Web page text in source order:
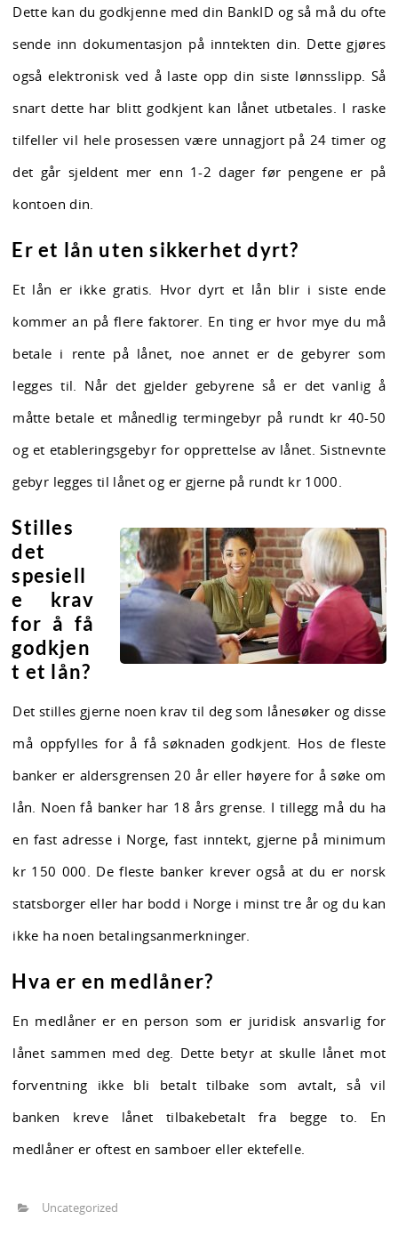
Dette kan du godkjenne med din BankID og så må du ofte
sende inn dokumentasjon på inntekten din. Dette gjøres
også elektronisk ved å laste opp din siste lønnsslipp. Så
snart dette har blitt godkjent kan lånet utbetales. I raske
tilfeller vil hele prosessen være unnagjort på 24 timer og
det går sjeldent mer enn 1-2 dager før pengene er på
kontoen din.
Er et lån uten sikkerhet dyrt?
Et lån er ikke gratis. Hvor dyrt et lån blir i siste ende
kommer an på flere faktorer. En ting er hvor mye du må
betale i rente på lånet, noe annet er de gebyrer som
legges til. Når det gjelder gebyrene så er det vanlig å
måtte betale et månedlig termingebyr på rundt kr 40-50
og et etableringsgebyr for opprettelse av lånet. Sistnevnte
gebyr legges til lånet og er gjerne på rundt kr 1000.
Stilles
det
spesiell
e krav
for å få
godkjen
t et lån?
Det stilles gjerne noen krav til deg som lånesøker og disse
må oppfylles for å få søknaden godkjent. Hos de fleste
banker er aldersgrensen 20 år eller høyere for å søke om
lån. Noen få banker har 18 års grense. I tillegg må du ha
en fast adresse i Norge, fast inntekt, gjerne på minimum
kr 150 000. De fleste banker krever også at du er norsk
statsborger eller har bodd i Norge i minst tre år og du kan
ikke ha noen betalingsanmerkninger.
Hva er en medlåner?
En medlåner er en person som er juridisk ansvarlig for
lånet sammen med deg. Dette betyr at skulle lånet mot
forventning ikke bli betalt tilbake som avtalt, så vil
banken kreve lånet tilbakebetalt fra begge to. En
medlåner er oftest en samboer eller ektefelle.
Uncategorized